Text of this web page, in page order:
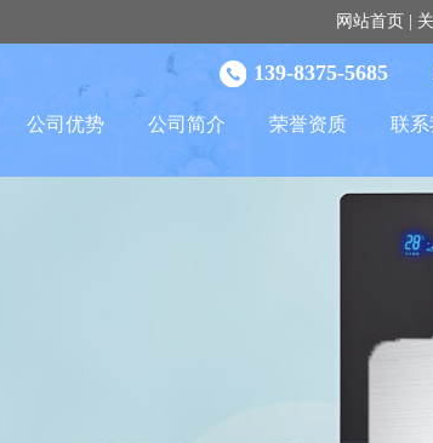
网站首页
139-8375-5685
公司优势 公司简介 荣誉资质 联系